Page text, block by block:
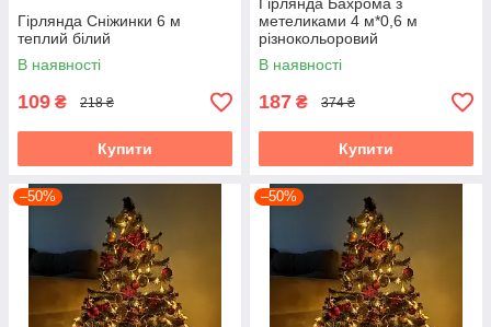
Гірлянда Сніжинки 6 м
теплий білий
В наявності
109 ₴ 218 ₴
Купити
Гірлянда Бахрома з
метеликами 4 м*0,6 м
різнокольоровий
В наявності
187 ₴ 374 ₴
Купити
–50% –50%